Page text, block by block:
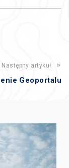
Następny artykuł
Geoportalu